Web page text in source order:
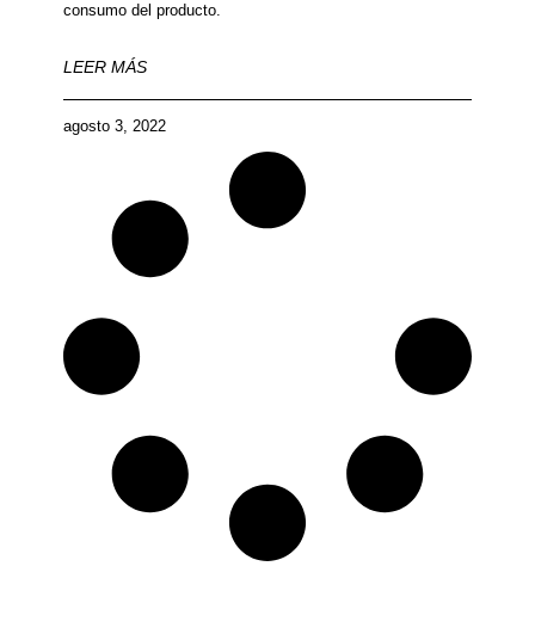
consumo del producto.
LEER MÁS
agosto 3, 2022